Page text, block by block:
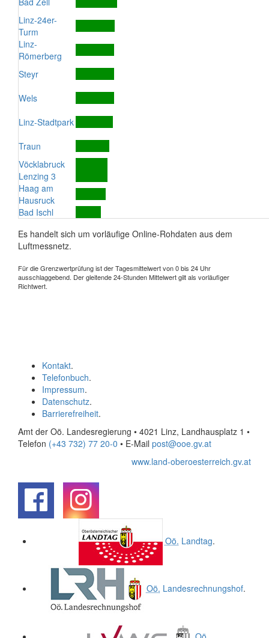
Linz-24er-
Turm
Linz-
Römerberg
Steyr
Wels
Linz-Stadtpark
Traun
Vöcklabruck
Lenzing 3
Haag am
Hausruck
Bad Ischl
Es handelt sich um vorläufige Online-Rohdaten aus dem
Luftmessnetz.
Für die Grenzwertprüfung ist der Tagesmittelwert von 0 bis 24 Uhr
ausschlaggebend. Der gleitende 24-Stunden Mittelwert gilt als vorläufiger
Richtwert.
Kontakt.
Telefonbuch.
Impressum.
Datenschutz.
Barrierefreiheit.
Amt der Oö. Landesregierung • 4021 Linz, Landhausplatz 1 •
Telefon (+43 732) 77 20-0 • E-Mail post@ooe.gv.at
www.land-oberoesterreich.gv.at
Oö. Landtag.
Oö. Landesrechnungshof.